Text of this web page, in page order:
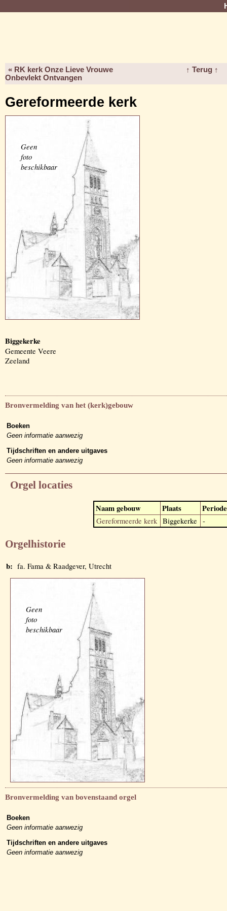
« RK kerk Onze Lieve Vrouwe
Onbevlekt Ontvangen
↑ Terug ↑
Gereformeerde kerk
Geen
foto
beschikbaar
Biggekerke
Gemeente Veere
Zeeland
Bronvermelding van het (kerk)gebouw
Boeken
Geen informatie aanwezig
Tijdschriften en andere uitgaves
Geen informatie aanwezig
Orgel locaties
Naam gebouw Plaats Periode
Gereformeerde kerk Biggekerke -
Orgelhistorie
b: fa. Fama & Raadgever, Utrecht
Geen
foto
beschikbaar
Bronvermelding van bovenstaand orgel
Boeken
Geen informatie aanwezig
Tijdschriften en andere uitgaves
Geen informatie aanwezig